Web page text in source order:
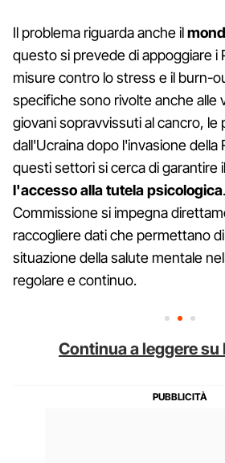
Il problema riguarda anche il
questo si prevede di appoggiare i
misure contro lo stress e il burn-
specifiche sono rivolte anche alle
giovani sopravvissuti al cancro, le
dall'Ucraina dopo l'invasione della
questi settori si cerca di garantire
l'accesso alla tutela psicologica
Commissione si impegna
raccogliere dati che permettano
situazione della salute mentale
regolare e continuo.
Continua a leggere su